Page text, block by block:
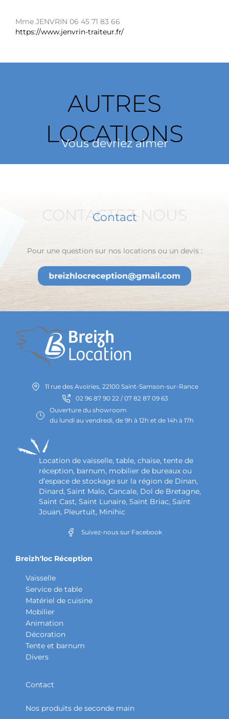
Mme JENVRIN 06 45 71 83 66
https://www.jenvrin-traiteur.fr/
AUTRES
LOCATIONS
Vous devriez aimer
CONTACTEZ-NOUS
Contact
Pour une question sur nos locations ou un devis :
11 rue des Avoiries, 22100 Saint-Samson-sur-Rance
02 96 87 90 22 / 07 82 87 09 63
Ouverture du showroom
du lundi au vendredi, de 9h à 12h et de 14h à 17h
Location de vaisselle, table, chaise, tente de
réception, barnum, mobilier de bureaux ou
d’espace de stockage sur la région de Dinan,
Dinard, Saint Malo, Cancale, Dol de Bretagne,
Saint Cast, Saint Lunaire, Saint Briac, Saint
Jouan, Pleurtuit, Minihic
Suivez-nous sur Facebook
Breizh'loc Réception
Vaisselle
Service de table
Matériel de cuisine
Mobilier
Animation
Décoration
Tente et barnum
Divers
Contact
Nos produits de seconde main